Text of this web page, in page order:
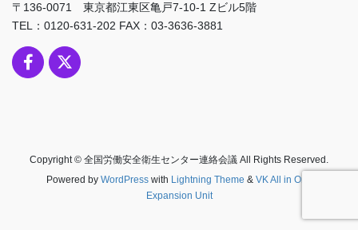
〒136-0071 東京都江東区亀戸7-10-1 Zビル5階
TEL：0120-631-202 FAX：03-3636-3881
Copyright © 全国労働安全衛生センター連絡会議 All Rights Reserved.
Powered by WordPresswith Lightning Theme & VK All in One
Expansion Unit